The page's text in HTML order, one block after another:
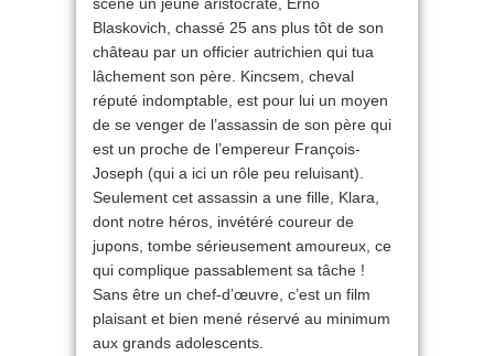
Blaskovich, chassé 25 ans plus tôt de son
château par un officier autrichien qui tua
lâchement son père. Kincsem, cheval
réputé indomptable, est pour lui un moyen
de se venger de l’assassin de son père qui
est un proche de l’empereur François-
Joseph (qui a ici un rôle peu reluisant).
Seulement cet assassin a une fille, Klara,
dont notre héros, invétéré coureur de
jupons, tombe sérieusement amoureux, ce
qui complique passablement sa tâche !
Sans être un chef-d’œuvre, c’est un film
plaisant et bien mené réservé au minimum
aux grands adolescents.